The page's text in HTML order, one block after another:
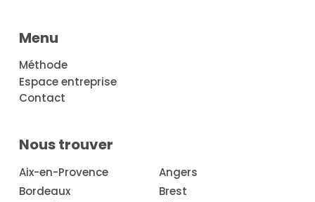
Menu
Méthode
Espace entreprise
Contact
Nous trouver
Aix-en-Provence
Angers
Bordeaux
Brest